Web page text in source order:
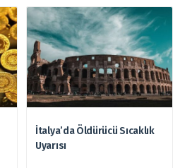
İtalya’da Öldürücü Sıcaklık
Uyarısı